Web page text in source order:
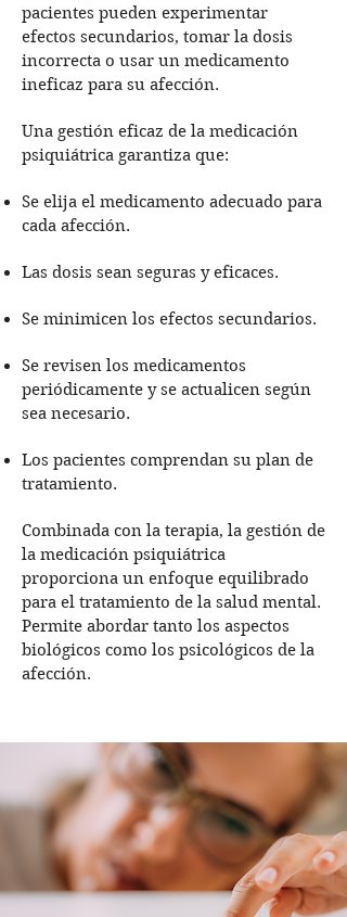
pacientes pueden experimentar
efectos secundarios, tomar la dosis
incorrecta o usar un medicamento
ineficaz para su afección.
Una gestión eficaz de la medicación
psiquiátrica garantiza que:
Se elija el medicamento adecuado para
cada afección.
Las dosis sean seguras y eficaces.
Se minimicen los efectos secundarios.
Se revisen los medicamentos
periódicamente y se actualicen según
sea necesario.
Los pacientes comprendan su plan de
tratamiento.
Combinada con la terapia, la gestión de
la medicación psiquiátrica
proporciona un enfoque equilibrado
para el tratamiento de la salud mental.
Permite abordar tanto los aspectos
biológicos como los psicológicos de la
afección.